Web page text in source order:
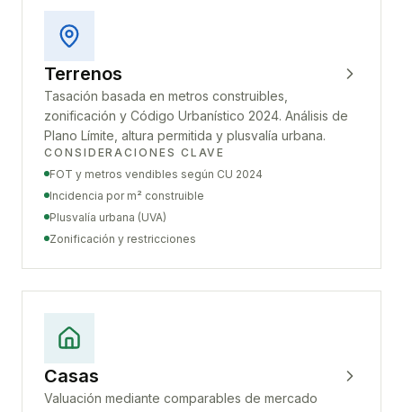
Terrenos
Tasación basada en metros construibles,
zonificación y Código Urbanístico 2024. Análisis de
Plano Límite, altura permitida y plusvalía urbana.
CONSIDERACIONES CLAVE
FOT y metros vendibles según CU 2024
Incidencia por m² construible
Plusvalía urbana (UVA)
Zonificación y restricciones
Casas
Valuación mediante comparables de mercado